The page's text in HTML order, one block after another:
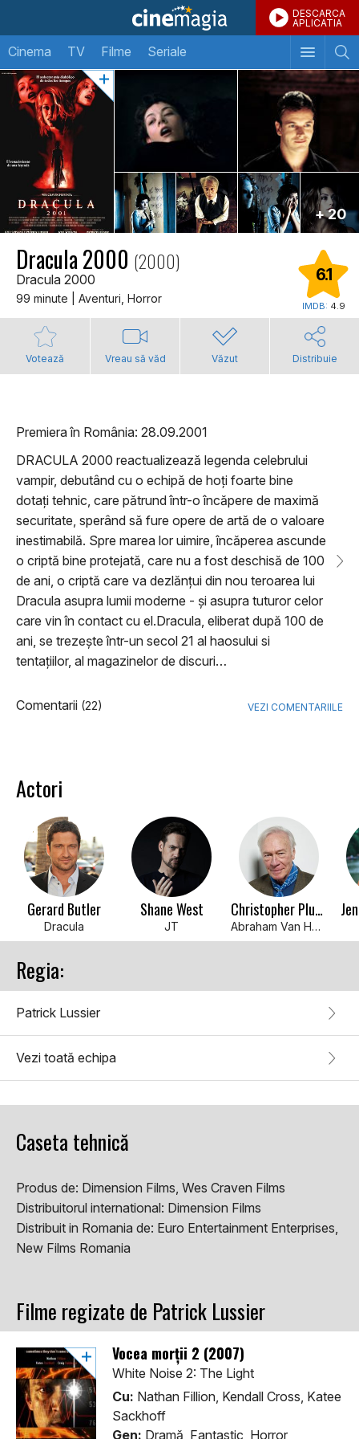
DESCARCA
APLICATIA
Cinema TV Filme Seriale
+ 20
Dracula 2000 (2000)
Dracula 2000
99 minute | Aventuri, Horror
6.1
IMDB: 4.9
Votează Vreau să văd Văzut Distribuie
Premiera în România: 28.09.2001
DRACULA 2000 reactualizează legenda celebrului
vampir, debutând cu o echipă de hoți foarte bine
dotați tehnic, care pătrund într-o încăpere de maximă
securitate, sperând să fure opere de artă de o valoare
inestimabilă. Spre marea lor uimire, încăperea ascunde
o criptă bine protejată, care nu a fost deschisă de 100
de ani, o criptă care va dezlănțui din nou teroarea lui
Dracula asupra lumii moderne - și asupra tuturor celor
care vin în contact cu el.Dracula, eliberat după 100 de
ani, se trezește într-un secol 21 al haosului si
tentațiilor, al magazinelor de discuri…
Comentarii (22) VEZI COMENTARIILE
Actori
Gerard Butler
Dracula
Shane West
JT
Christopher Plummer
Abraham Van Helsing
Regia:
Patrick Lussier
Vezi toată echipa
Caseta tehnică
Produs de: Dimension Films, Wes Craven Films
Distribuitorul international: Dimension Films
Distribuit in Romania de: Euro Entertainment Enterprises,
New Films Romania
Filme regizate de Patrick Lussier
Vocea morții 2 (2007)
White Noise 2: The Light
Cu: Nathan Fillion, Kendall Cross, Katee
Sackhoff
Gen: Dramă, Fantastic, Horror